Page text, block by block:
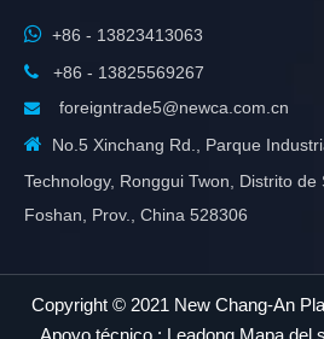
 +86 - 13823413063
 +86 - 13825569267

foreigntrade5@newca.com.cn
 No.5 Xinchang Rd., Parque
Technology, Ronggui Twon, Distrito de
Foshan, Prov., China 528306
Copyright © 2021 New Chang-An
Apoyo técnico : Leadong Mapa del